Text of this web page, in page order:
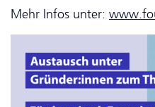
Mehr Infos unter: